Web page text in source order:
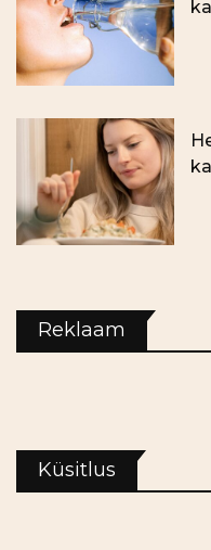
Reklaam
Küsitlus